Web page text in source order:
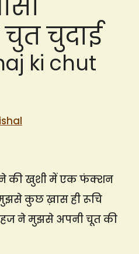
चुदाई
ki chut
की खुशी में एक फंक्शन
कुछ ख़ास ही रूचि
ने मुझसे अपनी चूत की